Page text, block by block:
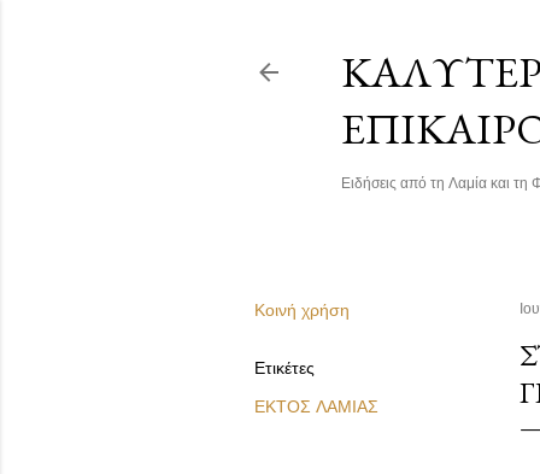
Ειδήσεις από τη Λαμία και τη
Κοινή χρήση
Ετικέτες
ΕΚΤΟΣ ΛΑΜΙΑΣ